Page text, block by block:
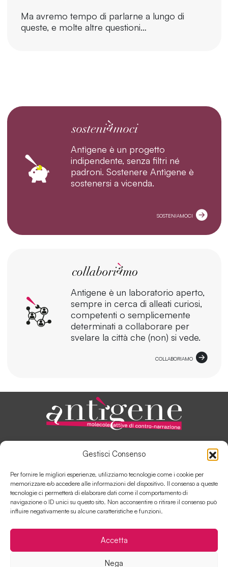
Gestisci Consenso
Per fornire le migliori esperienze, utilizziamo tecnologie come i cookie per
memorizzare e/o accedere alle informazioni del dispositivo. Il consenso a queste
tecnologie ci permetterà di elaborare dati come il comportamento di
navigazione o ID unici su questo sito. Non acconsentire o ritirare il consenso può
influire negativamente su alcune caratteristiche e funzioni.
Accetta
Nega
Ma avremo tempo di parlarne a lungo di
queste, e molte altre questioni…
Antìgene è un progetto
indipendente, senza filtri né
padroni. Sostenere Antìgene è
sostenersi a vicenda.
SOSTENIAMOCI
Antigene è un laboratorio aperto,
sempre in cerca di alleati curiosi,
competenti o semplicemente
determinati a collaborare per
svelare la città che (non) si vede.
COLLABORIAMO
ANTÌGENE, IN PILLOLE
SOSTIENI ANTÌGENE
COLLABORA CON ANTÌGENE
Contatti
Cookie Policy